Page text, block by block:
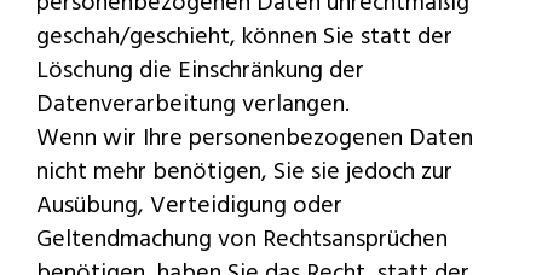
geschah/geschieht, können Sie statt der
Löschung die Einschränkung der
Datenverarbeitung verlangen.
Wenn wir Ihre personenbezogenen Daten
nicht mehr benötigen, Sie sie jedoch zur
Ausübung, Verteidigung oder
Geltendmachung von Rechtsansprüchen